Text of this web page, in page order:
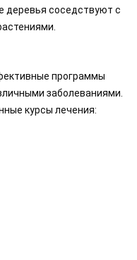
деревья соседствуют с
программы
заболеваниями.
курсы лечения: